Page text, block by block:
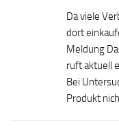
Da viele
dort
Meldung
ruft aktuell
Bei
Produkt